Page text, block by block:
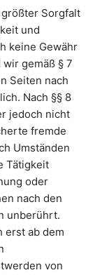
Sorgfalt
und
keine Gewähr
gemäß § 7
Seiten nach
Nach §§ 8
jedoch nicht
fremde
Umständen
Tätigkeit
oder
nach den
unberührt.
erst ab dem
von